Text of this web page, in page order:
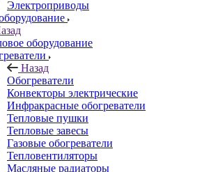
Электроприводы
оборудование
Назад
Обогреватели
Конвекторы электрические
Инфракрасные обогреватели
Тепловые пушки
Тепловые завесы
Газовые обогреватели
Тепловентиляторы
Масляные радиаторы